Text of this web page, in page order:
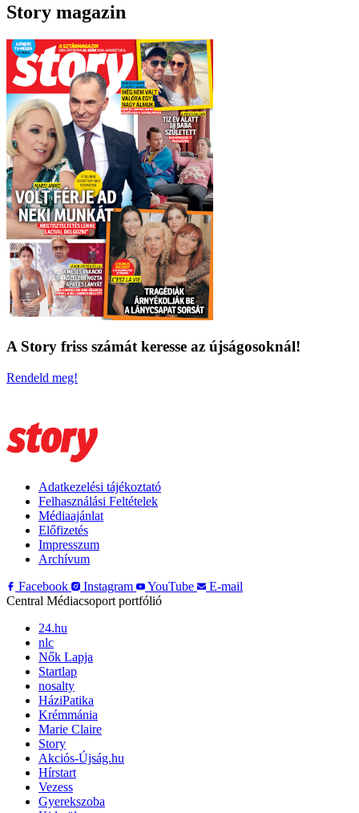
Story magazin
A Story friss számát keresse az újságosoknál!
Rendeld meg!
Adatkezelési tájékoztató
Felhasználási Feltételek
Médiaajánlat
Előfizetés
Impresszum
Archívum
Facebook
Instagram YouTube
E-mail
Central Médiacsoport portfólió
24.hu
nlc
Nők Lapja
Startlap
nosalty
HáziPatika
Krémmánia
Marie Claire
Story
Akciós-Újság.hu
Hírstart
Vezess
Gyerekszoba